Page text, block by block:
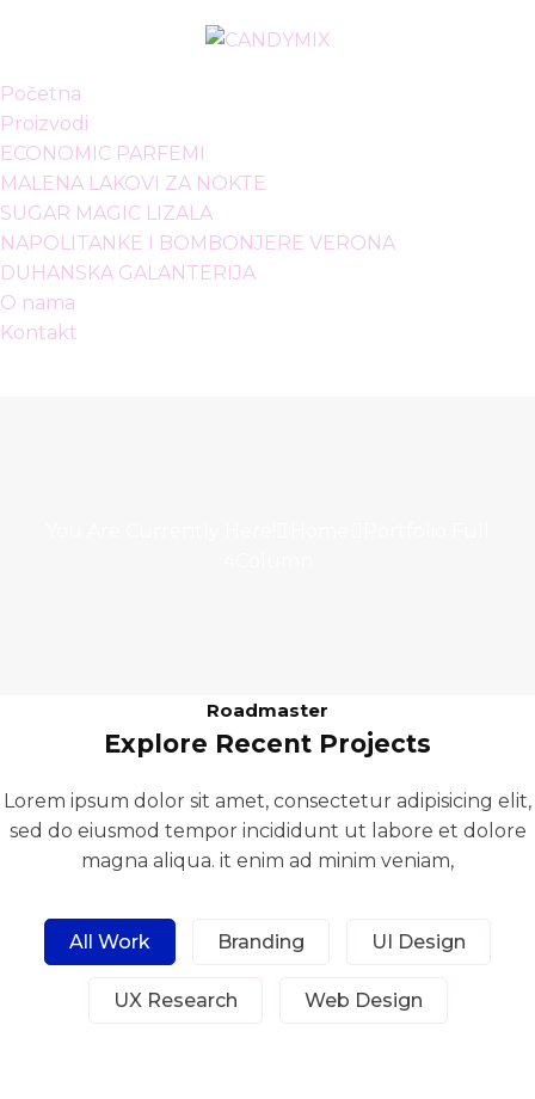
Početna
Proizvodi
ECONOMIC PARFEMI
MALENA LAKOVI ZA NOKTE
SUGAR MAGIC LIZALA
NAPOLITANKE I BOMBONJERE VERONA
DUHANSKA GALANTERIJA
O nama
Kontakt
Roadmaster
Explore Recent Projects
Lorem ipsum dolor sit amet, consectetur adipisicing elit,
sed do eiusmod tempor incididunt ut labore et dolore
magna aliqua. it enim ad minim veniam,
All Work Branding UI Design
UX Research Web Design